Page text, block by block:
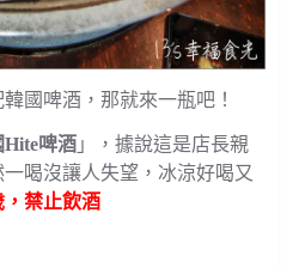
國啤酒，那就來一瓶吧！
Hite啤酒 」，據說這是店長親
喝沒讓人失望，冰涼好喝又
禁止飲酒